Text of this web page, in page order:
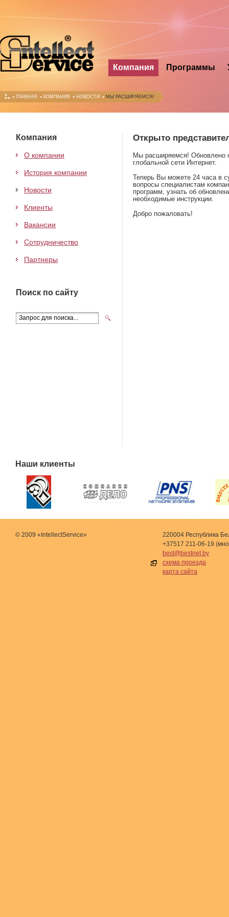
Компания Программы
ГЛАВНАЯ КОМПАНИЯ НОВОСТИ МЫ РАСШИРЯЕМСЯ!
Открыто
Мы расширяемся! Обновлено
глобальной сети Интернет.
Теперь Вы можете 24 часа в
вопросы специалистам
программ, узнать об
необходимые инструкции.
Добро пожаловать!
Компания
О компании
История компании
Новости
Клиенты
Вакансии
Сотрудничество
Партнеры
Поиск по сайту
Наши клиенты
© 2009 «IntellectService»
220004 Республика
+37517 211-06-19
best@bestnet.by
схема проезда
карта сайта